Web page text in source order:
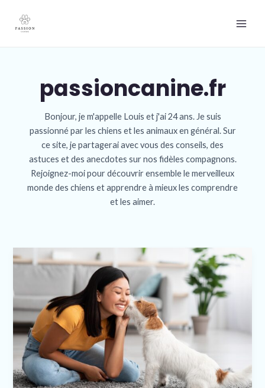
contenu
Menu
passioncanine.fr
Bonjour, je m'appelle Louis et j'ai 24 ans. Je suis
passionné par les chiens et les animaux en général. Sur
ce site, je partagerai avec vous des conseils, des
astuces et des anecdotes sur nos fidèles compagnons.
Rejoignez-moi pour découvrir ensemble le merveilleux
monde des chiens et apprendre à mieux les comprendre
et les aimer.
Croquettes
sans
pour
chien
:
avantages
réels
ou
simple